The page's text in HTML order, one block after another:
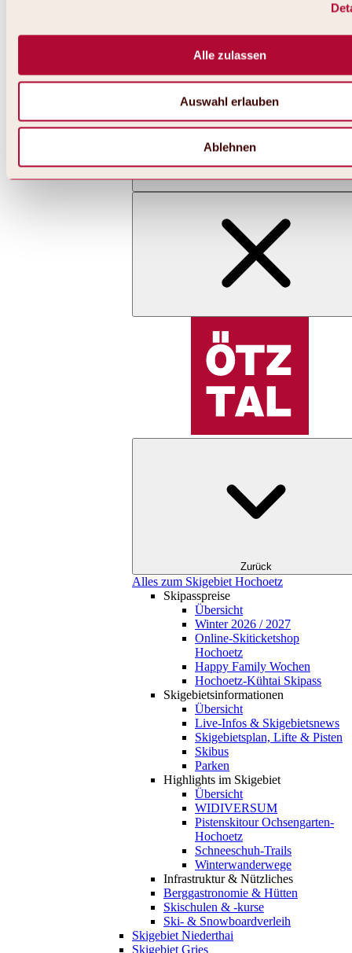
Alle zulassen
Auswahl erlauben
Ablehnen
Alles zu Skifahren & Snowboarden | Skigebiete
Skigebiet Hochoetz
Zurück
Alles zum Skigebiet Hochoetz
Skipasspreise
Übersicht
Winter 2026 / 2027
Online-Skiticketshop
Hochoetz
Happy Family Wochen
Hochoetz-Kühtai Skipass
Skigebietsinformationen
Übersicht
Live-Infos & Skigebietsnews
Skigebietsplan, Lifte & Pisten
Skibus
Parken
Highlights im Skigebiet
Übersicht
WIDIVERSUM
Pistenskitour Ochsengarten-
Hochoetz
Schneeschuh-Trails
Winterwanderwege
Infrastruktur & Nützliches
Berggastronomie & Hütten
Skischulen & -kurse
Ski- & Snowboardverleih
Skigebiet Niederthai
Skigebiet Gries